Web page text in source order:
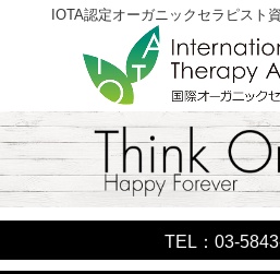
IOTA認定オーガニックセラピスト
TEL：03-